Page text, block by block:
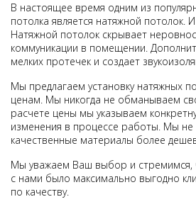
В настоящее время одним из
потолка является натяжной потолок.
Натяжной потолок скрывает
коммуникации в помещении.
мелких протечек и создает
Мы предлагаем установку натяжных
ценам. Мы никогда не обманываем
расчете цены мы указываем
изменения в процессе работы. Мы
качественные материалы более
Мы уважаем Ваш выбор и стремимся,
с нами было максимально выгодно
по качеству.